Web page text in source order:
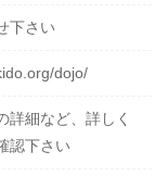
下さい
dojo/
細など、詳しく
認下さい